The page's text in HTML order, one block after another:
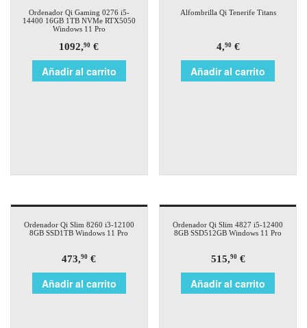
Ordenador Qi Gaming 0276 i5-
14400 16GB 1TB NVMe RTX5050
Windows 11 Pro
1092,90 €
Añadir al carrito
Alfombrilla Qi Tenerife Titans
4,90€
Añadir al carrito
Ordenador Qi Slim 8260 i3-12100
8GB SSD1TB Windows 11 Pro
473,90 €
Añadir al carrito
Ordenador Qi Slim 4827 i5-12400
8GB SSD512GB Windows 11 Pro
515,90€
Añadir al carrito